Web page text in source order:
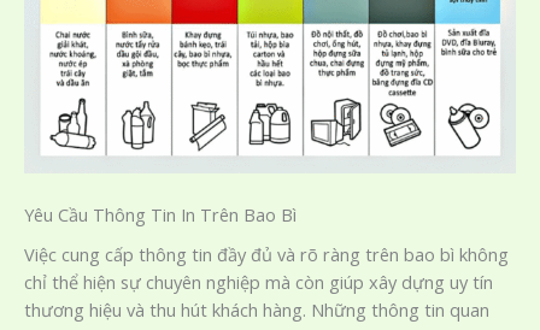
Yêu Cầu Thông Tin In Trên Bao Bì
Việc cung cấp thông tin đầy đủ và rõ ràng trên bao bì không
chỉ thể hiện sự chuyên nghiệp mà còn giúp xây dựng uy tín
thương hiệu và thu hút khách hàng. Những thông tin quan